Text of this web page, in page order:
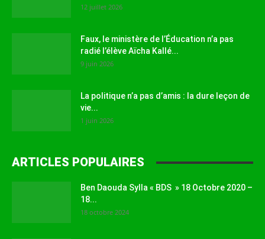
12 juillet 2026
Faux, le ministère de l’Éducation n’a pas
radié l’élève Aïcha Kallé...
9 juin 2026
La politique n’a pas d’amis : la dure leçon de
vie...
1 juin 2026
ARTICLES POPULAIRES
Ben Daouda Sylla « BDS » 18 Octobre 2020 –
18...
18 octobre 2024